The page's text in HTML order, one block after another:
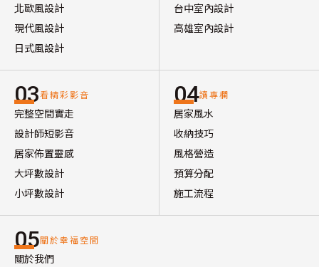
北歐風設計
現代風設計
日式風設計
台中室內設計
高雄室內設計
03看精彩影音
完整空間實走
設計師短影音
居家佈置靈感
大坪數設計
小坪數設計
04讀專欄
居家風水
收納技巧
風格營造
預算分配
施工流程
05關於幸福空間
關於我們